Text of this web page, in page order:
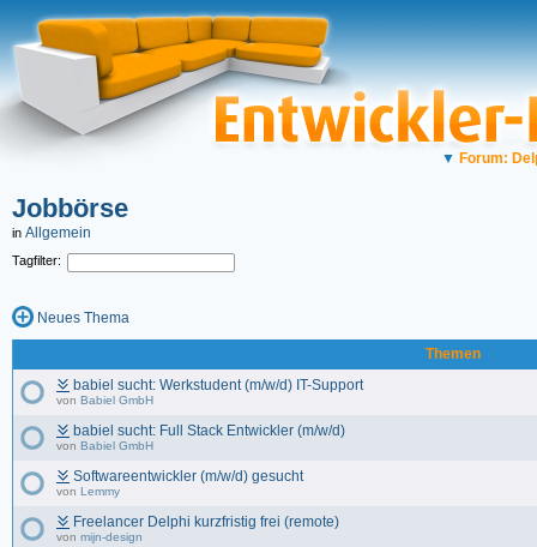
▼ Forum:
Jobbörse
in Allgemein
Tagfilter:
Neues Thema
Themen
babiel sucht: Werkstudent (m/w/d) IT-Support
von Babiel GmbH
babiel sucht: Full Stack Entwickler (m/w/d)
von Babiel GmbH
Softwareentwickler (m/w/d) gesucht
von Lemmy
Freelancer Delphi kurzfristig frei (remote)
von mijn-design